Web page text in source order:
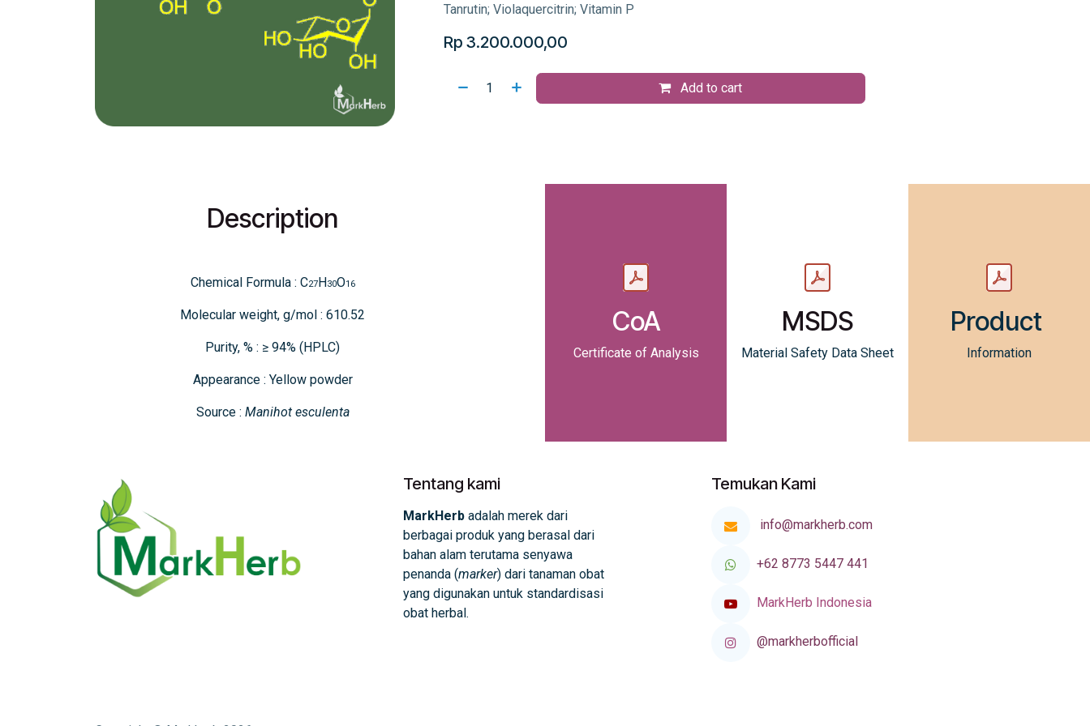
Tanrutin; Violaquercitrin; Vitamin P
Rp 3.200.000,00
Add to cart
Description
Chemical Formula : C27H30O16
Molecular weight, g/mol : 610.52
Purity, % : ≥ 94% (HPLC)
Appearance : Yellow powder
Source : Manihot esculenta
CoA
Certificate of Analysis
MSDS
Material Safety Data Sheet
Product
Information
Tentang kami
MarkHerb adalah merek dari
berbagai produk yang berasal dari
bahan alam terutama senyawa
penanda (marker) dari tanaman obat
yang digunakan untuk standardisasi
obat herbal.
Temukan Kami
info@markherb.com
+62 8773 5447 441
MarkHerb Indonesia
@markherbofficial